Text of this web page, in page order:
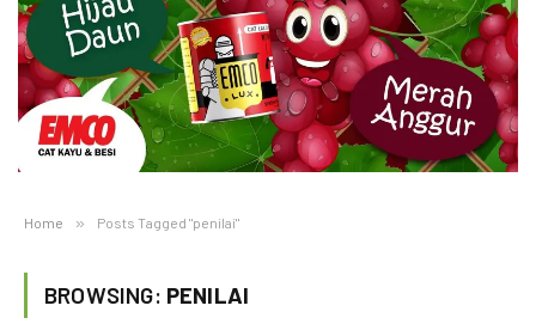
Home » Posts Tagged "penilai"
BROWSING: PENILAI